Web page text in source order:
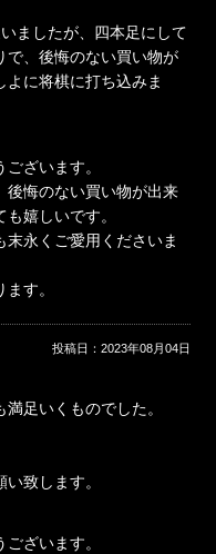
ましたが、四本足にして
で、後悔のない買い物が
に将棋に打ち込みま
ざいます。
後悔のない買い物が出来
嬉しいです。
永くご愛用くださいま
す。
投稿日：2023年08月04日
足いくものでした。
致します。
ざいます。